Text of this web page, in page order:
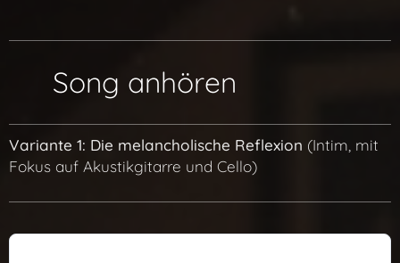
🎧 Song anhören
Variante 1: Die melancholische Reflexion (Intim, mit
Fokus auf Akustikgitarre und Cello)